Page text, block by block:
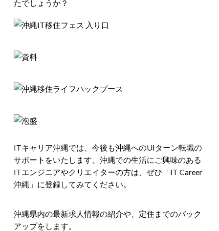
たでしょうか？
ITキャリア沖縄では、今後も沖縄へのUIターン転職の
サポートをいたします。沖縄での生活にご興味のある
ITエンジニアやクリエイターの方は、ぜひ「IT Career
沖縄」に登録してみてください。
沖縄県内の最新求人情報の紹介や、定住までのバック
アップをします。